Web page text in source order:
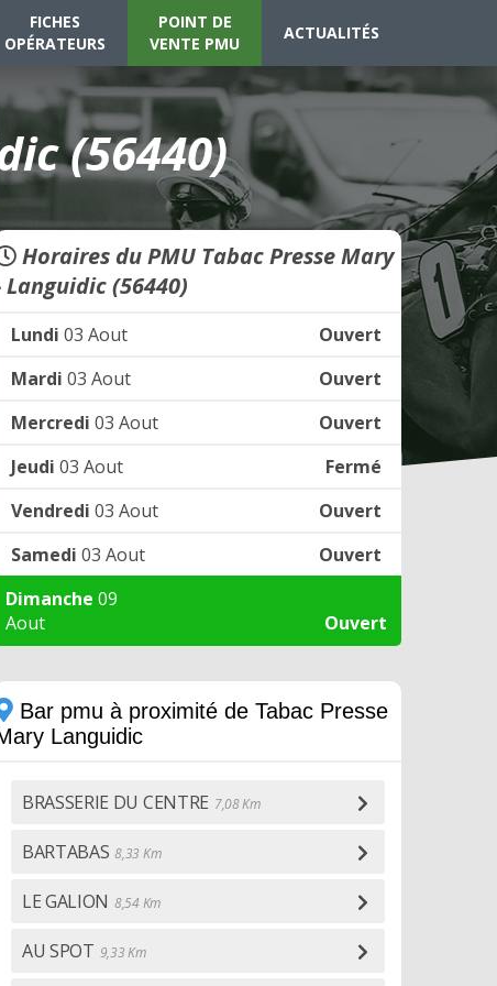
FICHES
OPÉRATEURS
POINT DE
VENTE PMU
ACTUALITÉS
(56440)
Horaires du PMU Tabac Presse Mary
Languidic (56440)
Lundi 03 Aout
Ouvert
Mardi 03 Aout
Ouvert
Mercredi 03 Aout
Ouvert
Jeudi 03 Aout
Fermé
Vendredi 03 Aout
Ouvert
Samedi 03 Aout
Ouvert
Dimanche 09
Aout
Ouvert
Bar pmu à proximité de Tabac Presse
Languidic
BRASSERIE DU CENTRE 7,08 Km
BARTABAS 8,33 Km
LE GALION 8,54 Km
AU SPOT 9,33 Km